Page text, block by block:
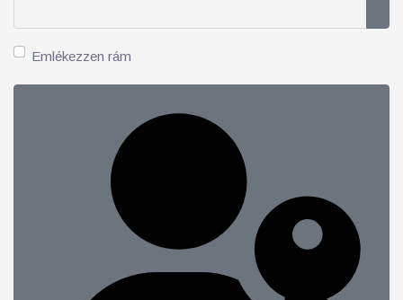
Emlékezzen rám